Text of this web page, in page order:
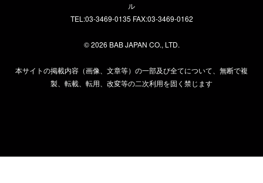
ル
TEL:03-3469-0135 FAX:03-3469-0162
©2026 BAB JAPAN CO., LTD.
本サイトの掲載内容（画像、文章等）の一部及び全てについて、無断で複
製、転載、転用、改変等の二次利用を固く禁じます